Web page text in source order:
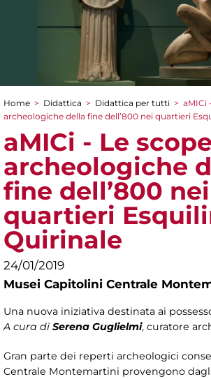
Tu sei qui
Home > Didattica > Didattica per tutti > aMICi
archeologiche della fine dell’800 nei quartieri
aMICi - Le
archeologiche
fine dell’800 nei
quartieri
Quirinale
24/01/2019
Musei Capitolini Centrale
Una nuova iniziativa destinata ai
A cura di Serena Guglielmi, curatore
Gran parte dei reperti archeologici
Centrale Montemartini provengono